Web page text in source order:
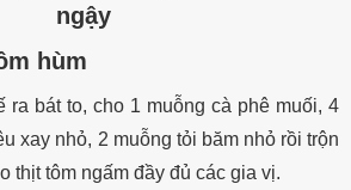
ngậy
hùm
ra bát to, cho 1 muỗng cà phê muối, 4
xay nhỏ, 2 muỗng tỏi băm nhỏ rồi trộn
thịt tôm ngấm đầy đủ các gia vị.